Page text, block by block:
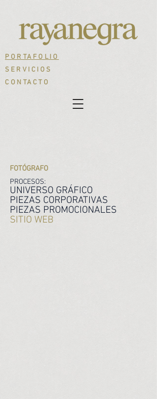
PORTAFOLIO
SERVICIOS
CONTACTO
FOTÓGRAFO
PROCESOS:
UNIVERSO GRÁFICO
PIEZAS CORPORATIVAS
PIEZAS PROMOCIONALES
SITIO WEB